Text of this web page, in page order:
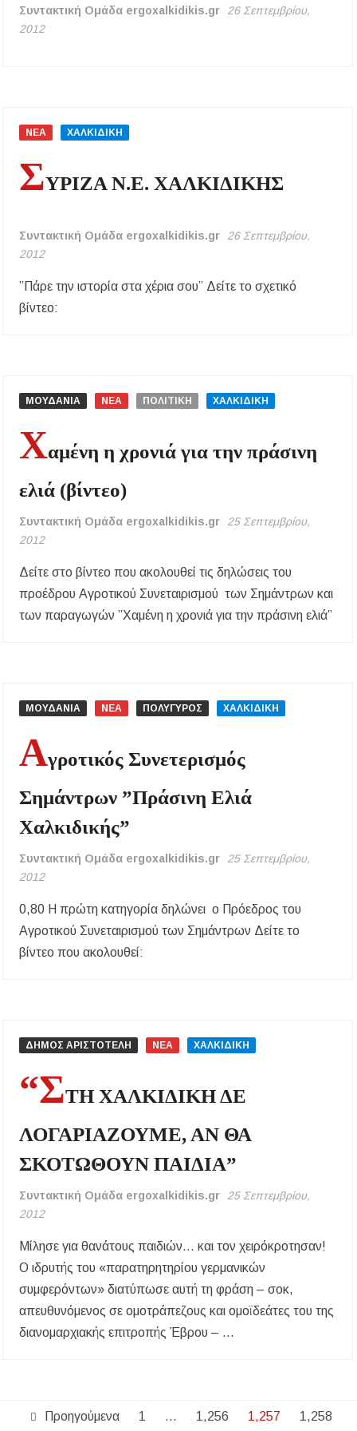
Συντακτική Ομάδα ergoxalkidikis.gr
26 Σεπτεμβρίου,
2012
ΝΕΑ ΧΑΛΚΙΔΙΚΗ
ΣΥΡΙΖΑ Ν.Ε. ΧΑΛΚΙΔΙΚΗΣ
Συντακτική Ομάδα ergoxalkidikis.gr
26 Σεπτεμβρίου,
2012
”Πάρε την ιστορία στα χέρια σου” Δείτε το σχετικό
βίντεο:
ΜΟΥΔΑΝΙΑ ΝΕΑ ΠΟΛΙΤΙΚΗ ΧΑΛΚΙΔΙΚΗ
Χαμένη η χρονιά για την πράσινη
ελιά (βίντεο)
Συντακτική Ομάδα ergoxalkidikis.gr
25 Σεπτεμβρίου,
2012
Δείτε στο βίντεο που ακολουθεί τις δηλώσεις του
προέδρου Αγροτικού Συνεταιρισμού των Σημάντρων και
των παραγωγών ”Χαμένη η χρονιά για την πράσινη ελιά”
ΜΟΥΔΑΝΙΑ ΝΕΑ ΠΟΛΥΓΥΡΟΣ ΧΑΛΚΙΔΙΚΗ
Αγροτικός Συνετερισμός
Σημάντρων ”Πράσινη Ελιά
Χαλκιδικής”
Συντακτική Ομάδα ergoxalkidikis.gr
25 Σεπτεμβρίου,
2012
0,80 Η πρώτη κατηγορία δηλώνει ο Πρόεδρος του
Αγροτικού Συνεταιρισμού των Σημάντρων Δείτε το
βίντεο που ακολουθεί:
ΔΗΜΟΣ ΑΡΙΣΤΟΤΕΛΗ ΝΕΑ ΧΑΛΚΙΔΙΚΗ
“ΣΤΗ ΧΑΛΚΙΔΙΚΗ ΔΕ
ΛΟΓΑΡΙΑΖΟΥΜΕ, ΑΝ ΘΑ
ΣΚΟΤΩΘΟΥΝ ΠΑΙΔΙΑ”
Συντακτική Ομάδα ergoxalkidikis.gr
25 Σεπτεμβρίου,
2012
Μίλησε για θανάτους παιδιών… και τον χειρόκροτησαν!
Ο ιδρυτής του «παρατηρητηρίου γερμανικών
συμφερόντων» διατύπωσε αυτή τη φράση – σοκ,
απευθυνόμενος σε ομοτράπεζους και ομοϊδεάτες του της
διανομαρχιακής επιτροπής Έβρου – …
Προηγούμενα 1 … 1,256 1,257 1,258